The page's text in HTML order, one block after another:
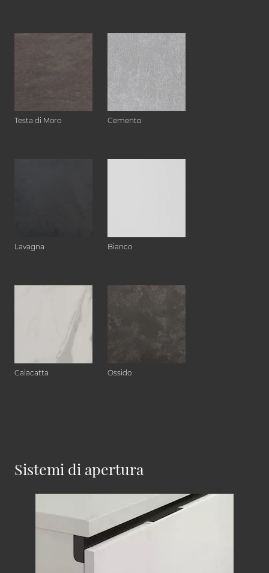
Testa di Moro Cemento
Lavagna Bianco
Calacatta Ossido
Sistemi di apertura